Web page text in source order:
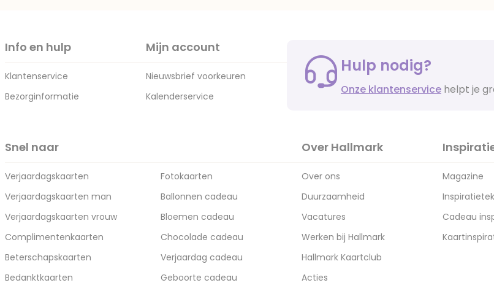
Info en hulp
Klantenservice
Bezorginformatie
Mijn account
Nieuwsbrief voorkeuren
Kalenderservice
Hulp nodig?
Onze klantenservice helpt je
Snel naar
Verjaardagskaarten
Verjaardagskaarten man
Verjaardagskaarten vrouw
Complimentenkaarten
Beterschapskaarten
Bedanktkaarten
Fotokaarten
Ballonnen cadeau
Bloemen cadeau
Chocolade cadeau
Verjaardag cadeau
Geboorte cadeau
Over Hallmark
Over ons
Duurzaamheid
Vacatures
Werken bij Hallmark
Hallmark Kaartclub
Acties
Magazine
Cadeau